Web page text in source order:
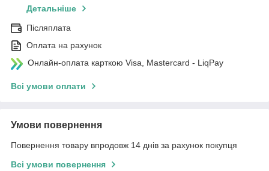
Детальніше
Післяплата
Оплата на рахунок
Онлайн-оплата карткою Visa, Mastercard - LiqPay
Всі умови оплати
Умови повернення
Повернення товару впродовж 14 днів за рахунок покупця
Всі умови повернення